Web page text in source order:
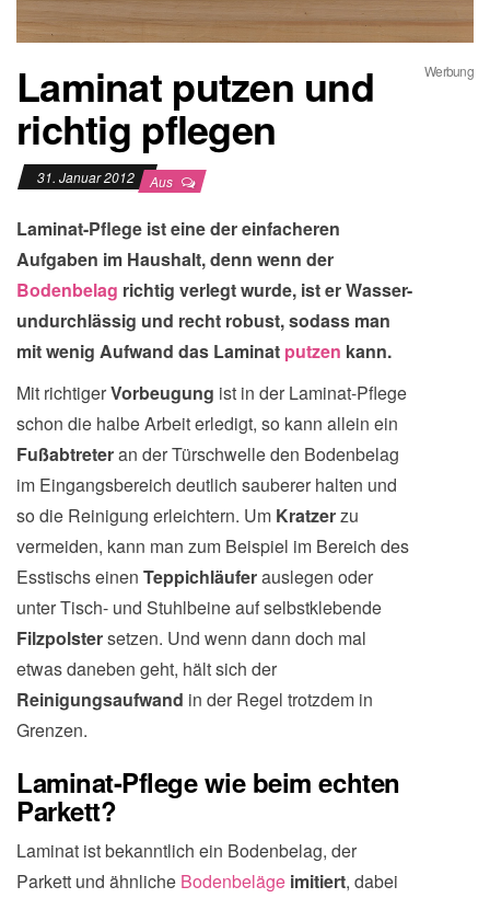
Laminat putzen und
richtig pflegen
Werbung
31. Januar 2012 Aus
Laminat-Pflege ist eine der einfacheren
Aufgaben im Haushalt, denn wenn der
Bodenbelag richtig verlegt wurde, ist er Wasser-
undurchlässig und recht robust, sodass man
mit wenig Aufwand das Laminat putzen kann.
Mit richtigerVorbeugung ist in der Laminat-Pflege
schon die halbe Arbeit erledigt, so kann allein ein
Fußabtreteran der Türschwelle den Bodenbelag
im Eingangsbereich deutlich sauberer halten und
so die Reinigung erleichtern. Um Kratzerzu
vermeiden, kann man zum Beispiel im Bereich des
Esstischs einen Teppichläuferauslegen oder
unter Tisch- und Stuhlbeine auf selbstklebende
Filzpolstersetzen. Und wenn dann doch mal
etwas daneben geht, hält sich der
Reinigungsaufwand in der Regel trotzdem in
Grenzen.
Laminat-Pflege wie beim echten
Parkett?
Laminat ist bekanntlich ein Bodenbelag, der
Parkett und ähnliche Bodenbeläge imitiert, dabei